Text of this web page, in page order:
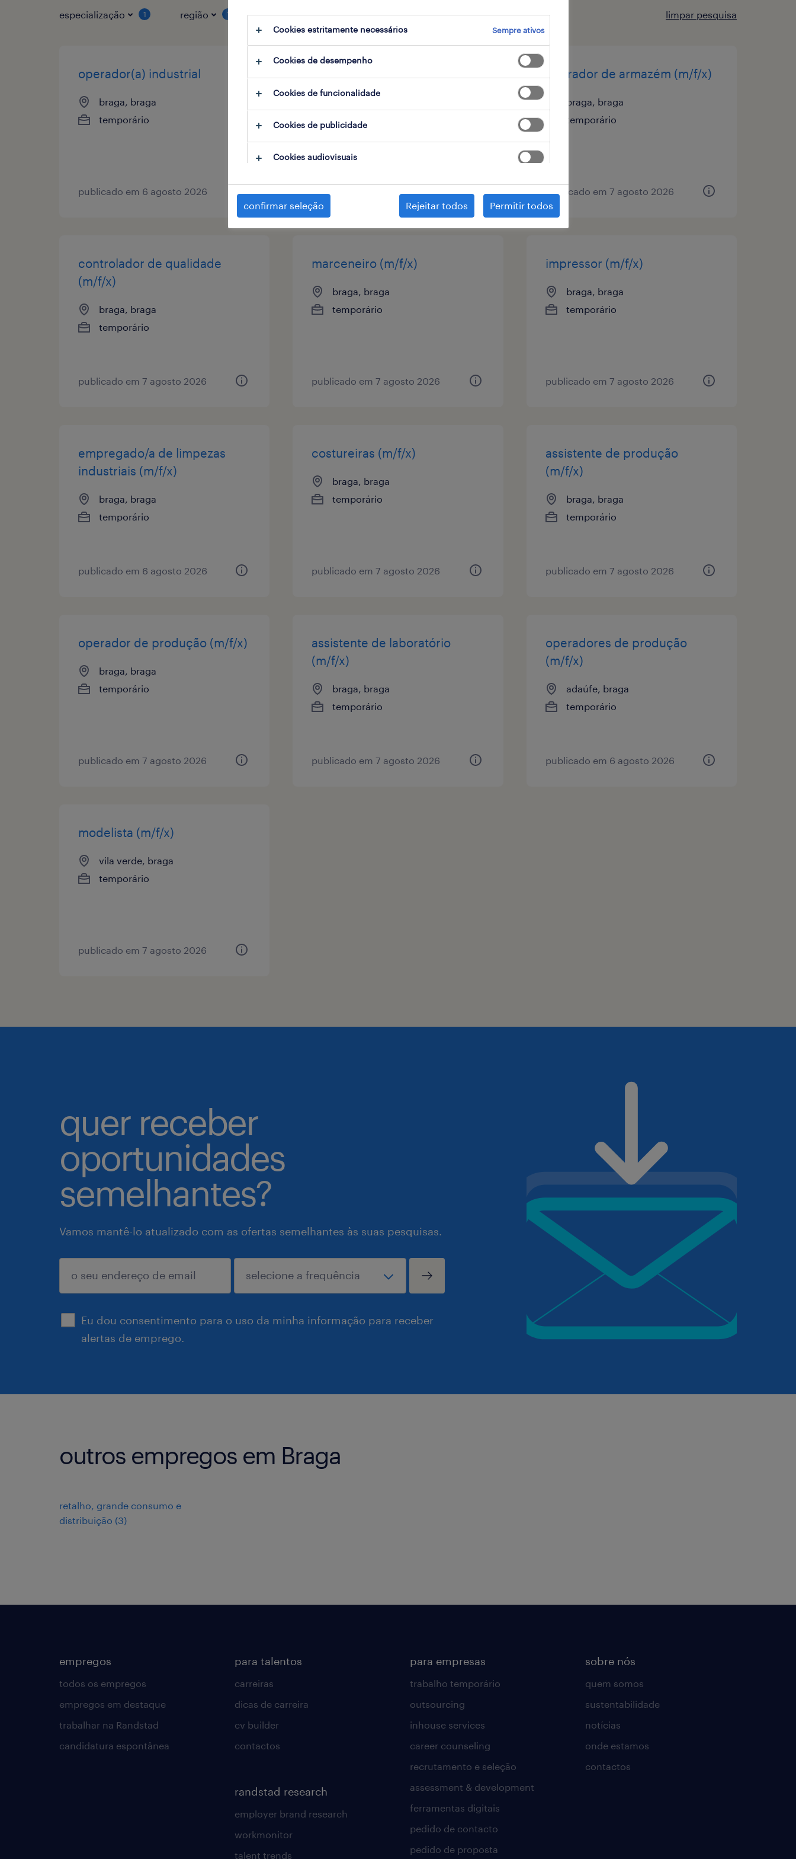
especialização 1 região 1 tipo de contrato 1 limpar pesquisa
operador(a) industrial
braga, braga
temporário
publicado em 6 agosto 2026
temporário
publicado em 6 agosto 2026
operador de armazém (m/f/x)
braga, braga
temporário
publicado em 7 agosto 2026
controlador de qualidade
(m/f/x)
braga, braga
temporário
publicado em 7 agosto 2026
marceneiro (m/f/x)
braga, braga
temporário
publicado em 7 agosto 2026
impressor (m/f/x)
braga, braga
temporário
publicado em 7 agosto 2026
empregado/a de limpezas
industriais (m/f/x)
braga, braga
temporário
publicado em 6 agosto 2026
costureiras (m/f/x)
braga, braga
temporário
publicado em 7 agosto 2026
assistente de produção
(m/f/x)
braga, braga
temporário
publicado em 7 agosto 2026
operador de produção (m/f/x)
braga, braga
temporário
publicado em 7 agosto 2026
assistente de laboratório
(m/f/x)
braga, braga
temporário
publicado em 7 agosto 2026
operadores de produção
(m/f/x)
adaúfe, braga
temporário
publicado em 6 agosto 2026
modelista (m/f/x)
vila verde, braga
temporário
publicado em 7 agosto 2026
quer receber
oportunidades
semelhantes?
Vamos mantê-lo atualizado com as ofertas semelhantes às suas pesquisas.
Eu dou consentimento para o uso da minha informação para receber
alertas de emprego.
enviar
outros empregos em Braga
retalho, grande consumo e
distribuição (3)
empregos
todos os empregos
empregos em destaque
trabalhar na Randstad
candidatura espontânea
para talentos
carreiras
dicas de carreira
cv builder
contactos
randstad research
employer brand research
workmonitor
talent trends
para empresas
trabalho temporário
outsourcing
inhouse services
career counseling
recrutamento e seleção
assessment & development
ferramentas digitais
pedido de contacto
pedido de proposta
sobre nós
quem somos
sustentabilidade
notícias
onde estamos
contactos
Cookies estritamente necessários Sempre ativos
Cookies de desempenho
Cookies de funcionalidade
Cookies de publicidade
Cookies audiovisuais
confirmar seleção Rejeitar todos Permitir todos